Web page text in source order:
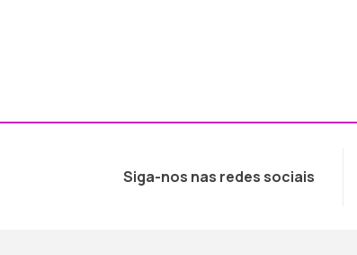
Siga-nos nas redes sociais